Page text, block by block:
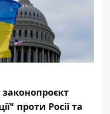
проти Росії та